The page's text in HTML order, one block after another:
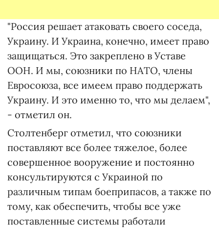
"Россия решает атаковать своего соседа,
Украину. И Украина, конечно, имеет право
защищаться. Это закреплено в Уставе
ООН. И мы, союзники по НАТО, члены
Евросоюза, все имеем право поддержать
Украину. И это именно то, что мы делаем",
- отметил он.
Столтенберг отметил, что союзники
поставляют все более тяжелое, более
совершенное вооружение и постоянно
консультируются с Украиной по
различным типам боеприпасов, а также по
тому, как обеспечить, чтобы все уже
поставленные системы работали